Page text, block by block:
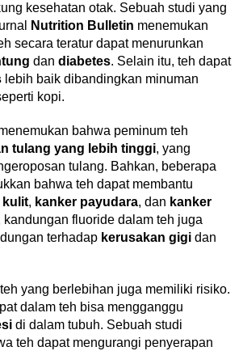
kesehatan otak. Sebuah studi yang
Nutrition Bulletin menemukan
secara teratur dapat menurunkan
dan diabetes. Selain itu, teh dapat
lebih baik dibandingkan minuman
kopi.
bahwa peminum teh
tulang yang lebih tinggi, yang
tulang. Bahkan, beberapa
bahwa teh dapat membantu
kulit, kanker payudara, dan kanker
kandungan fluoride dalam teh juga
terhadap kerusakan gigi dan
yang berlebihan juga memiliki risiko.
dalam teh bisa mengganggu
di dalam tubuh. Sebuah studi
teh dapat mengurangi penyerapan